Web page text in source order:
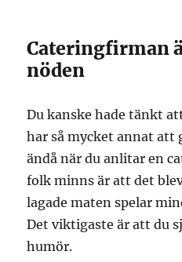
Cateringfirman
nöden
Du kanske hade tänkt
har så mycket annat att
ändå när du anlitar en
folk minns är att det
lagade maten spelar
Det viktigaste är att du
humör.